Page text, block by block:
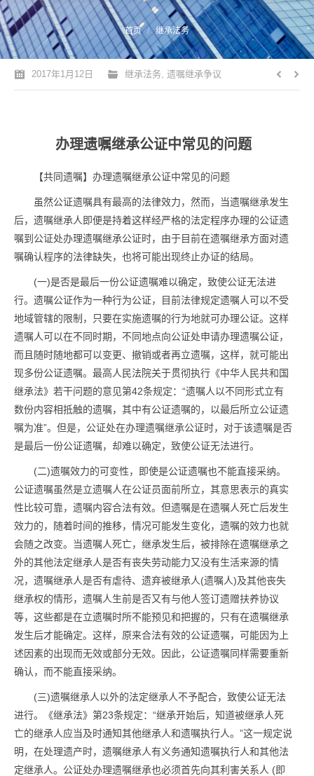
您的位置： 首页 继承法务
2017年1月12日 继承法务, 遗嘱继承争议
办理遗嘱继承公证中常见的问题
【共同遗嘱】办理遗嘱继承公证中常见的问题
虽然公证遗嘱具有最高的法律效力，然而，当遗嘱继承发生
后，遗嘱继承人即便是持着这样经严格的法定程序办理的公证遗
嘱到公证处办理遗嘱继承公证时，由于目前在遗嘱继承方面对遗
嘱确认程序的法律缺失，也将可能出现终止办证的结局。
(一)是否是最后一份公证遗嘱难以确定，致使公证无法进
行。遗嘱公证作为一种行为公证，目前法律规定遗嘱人可以不受
地域管辖的限制，只要在实施遗嘱的行为地就可办理公证。这样
遗嘱人可以在不同时期，不同地点向公证处申请办理遗嘱公证，
而且随时随地都可以变更、撤销或者再立遗嘱，这样，就可能出
现多份公证遗嘱。最高人民法院关于贯彻执行《中华人民共和国
继承法》若干问题的意见第42条规定：“遗嘱人以不同形式立有
数份内容相抵触的遗嘱，其中有公证遗嘱的，以最后所立公证遗
嘱为准”。但是，公证处在办理遗嘱继承公证时，对于该遗嘱是否
是最后一份公证遗嘱，却难以确定，致使公证无法进行。
(二)遗嘱效力的可变性，即使是公证遗嘱也不能直接采纳。
公证遗嘱虽然是立遗嘱人在公证员面前所立，其意思表示的真实
性比较可靠，遗嘱内容合法有效。但遗嘱是在遗嘱人死亡后发生
效力的，随着时间的推移，情况可能发生变化，遗嘱的效力也就
会随之改变。当遗嘱人死亡，继承发生后，被排除在遗嘱继承之
外的其他法定继承人是否有丧失劳动能力又没有生活来源的情
况，遗嘱继承人是否有虐待、遗弃被继承人(遗嘱人)及其他丧失
继承权的情形，遗嘱人生前是否又有与他人签订遗赠扶养协议
等，这些都是在立遗嘱时所不能预见和把握的，只有在遗嘱继承
发生后才能确定。这样，原来合法有效的公证遗嘱，可能因为上
述因素的出现而无效或部分无效。因此，公证遗嘱同样需要重新
确认，而不能直接采纳。
(三)遗嘱继承人以外的法定继承人不予配合，致使公证无法
进行。《继承法》第23条规定：“继承开始后，知道被继承人死
亡的继承人应当及时通知其他继承人和遗嘱执行人。”这一规定说
明，在处理遗产时，遗嘱继承人有义务通知遗嘱执行人和其他法
定继承人。公证处办理遗嘱继承也必须首先向其利害关系人 (即